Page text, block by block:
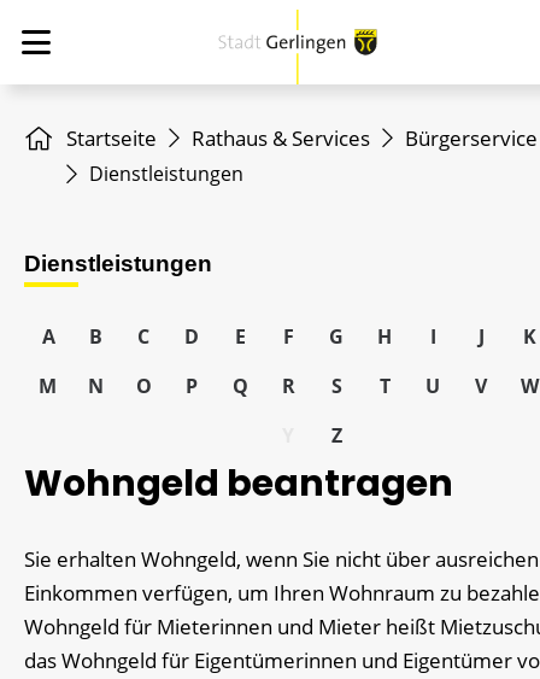
Startseite Rathaus & Services Bürgerservice
Dienstleistungen
Dienstleistungen
A B C D E F G H I J
K
M
N O P Q R S T U V
W
Z
Wohngeld beantragen
Sie erhalten Wohngeld, wenn Sie nicht über
Einkommen verfügen, um Ihren Wohnraum zu
Wohngeld für Mieterinnen und Mieter heißt
das Wohngeld für Eigentümerinnen und Eigentümer